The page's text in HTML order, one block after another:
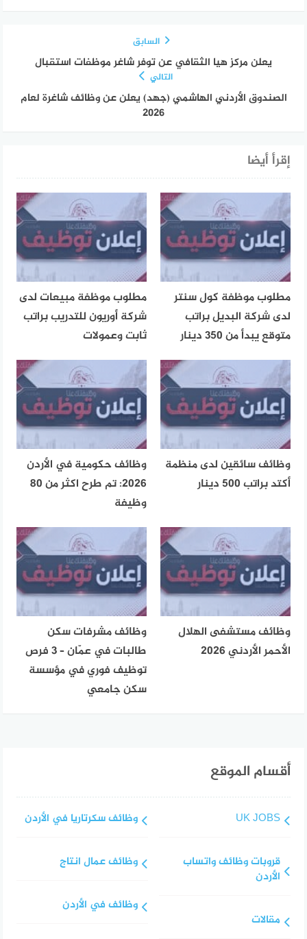
السابق
يعلن مركز هيا الثقافي عن توفر شاغر موظفات استقبال
التالي
الصندوق الأردني الهاشمي (جهد) يعلن عن وظائف شاغرة لعام
2026
إقرأ أيضا
مطلوب موظفة كول سنتر
لدى شركة البديل براتب
متوقع يبدأ من 350 دينار
مطلوب موظفة مبيعات لدى
شركة أوريون للتدريب براتب
ثابت وعمولات
وظائف سائقين لدى منظمة
أكتد براتب 500 دينار
وظائف حكومية في الأردن
2026: تم طرح اكثر من 80
وظيفة
وظائف مستشفى الهلال
الأحمر الأردني 2026
وظائف مشرفات سكن
طالبات في عمّان – 3 فرص
توظيف فوري في مؤسسة
سكن جامعي
أقسام الموقع
UK JOBS
قروبات وظائف واتساب
الأردن
مقالات
وظائف سكرتاريا في الأردن
وظائف عمال انتاج
وظائف في الأردن